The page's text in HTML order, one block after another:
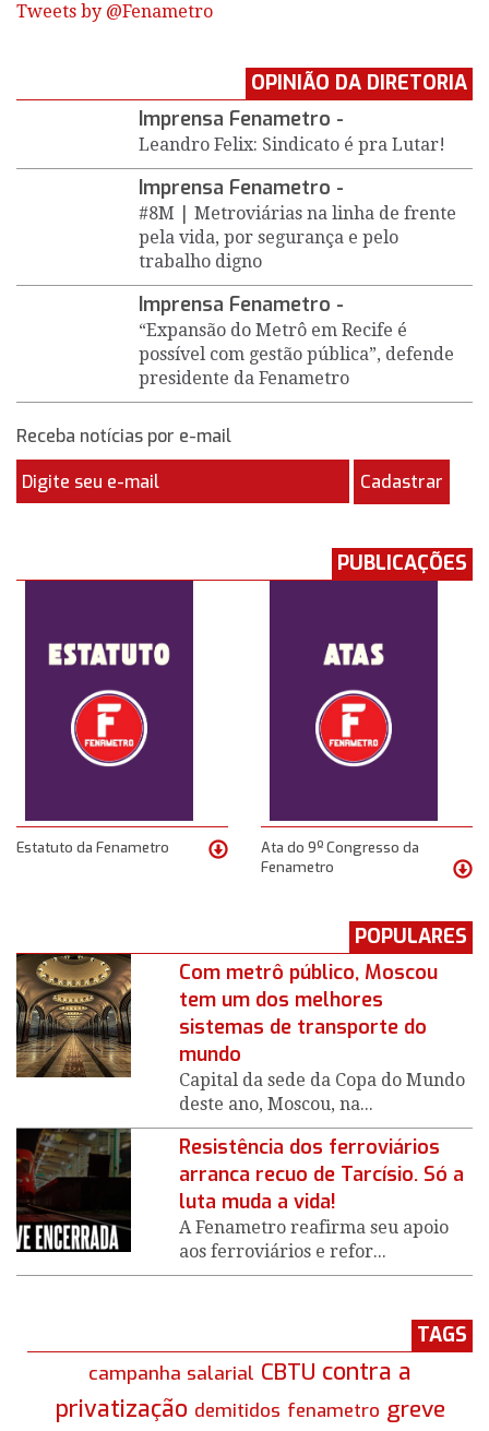
Tweets by @Fenametro
OPINIÃO DA DIRETORIA
Imprensa Fenametro -
Leandro Felix: Sindicato é pra Lutar!
Imprensa Fenametro -
#8M | Metroviárias na linha de frente
pela vida, por segurança e pelo
trabalho digno
Imprensa Fenametro -
“Expansão do Metrô em Recife é
possível com gestão pública”, defende
presidente da Fenametro
Receba notícias por e-mail
Cadastrar
PUBLICAÇÕES
Estatuto da Fenametro
Ata do 9º Congresso da
Fenametro
POPULARES
Com metrô público, Moscou
tem um dos melhores
sistemas de transporte do
mundo
Capital da sede da Copa do Mundo
deste ano, Moscou, na...
Resistência dos ferroviários
arranca recuo de Tarcísio. Só a
luta muda a vida!
A Fenametro reafirma seu apoio
aos ferroviários e refor...
TAGS
campanha salarial CBTU contra a
privatização demitidos fenametro greve